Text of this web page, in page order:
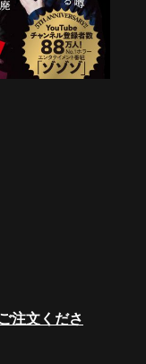
注文くださ